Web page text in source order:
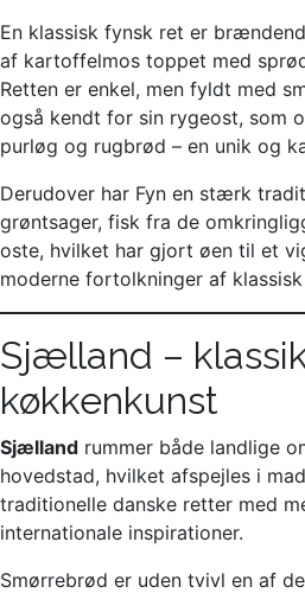
En klassisk fynsk ret er
af kartoffelmos toppet med
Retten er enkel, men fyldt med
også kendt for sin rygeost, som
purløg og rugbrød – en unik og
Derudover har Fyn en stærk
grøntsager, fisk fra de
oste, hvilket har gjort øen til et
moderne fortolkninger af
Sjælland –
køkkenkunst
Sjælland rummer både landlige
hovedstad, hvilket afspejles i
traditionelle danske retter med
internationale inspirationer.
Smørrebrød er uden tvivl en af